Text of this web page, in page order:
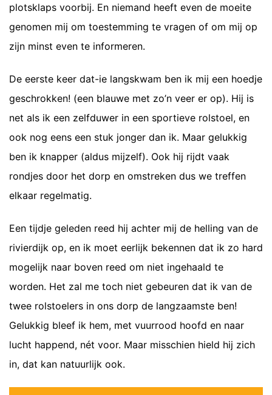
plotsklaps voorbij. En niemand heeft even de moeite
genomen mij om toestemming te vragen of om mij op
zijn minst even te informeren.
De eerste keer dat-ie langskwam ben ik mij een hoedje
geschrokken! (een blauwe met zo’n veer er op). Hij is
net als ik een zelfduwer in een sportieve rolstoel, en
ook nog eens een stuk jonger dan ik. Maar gelukkig
ben ik knapper (aldus mijzelf). Ook hij rijdt vaak
rondjes door het dorp en omstreken dus we treffen
elkaar regelmatig.
Een tijdje geleden reed hij achter mij de helling van de
rivierdijk op, en ik moet eerlijk bekennen dat ik zo hard
mogelijk naar boven reed om niet ingehaald te
worden. Het zal me toch niet gebeuren dat ik van de
twee rolstoelers in ons dorp de langzaamste ben!
Gelukkig bleef ik hem, met vuurrood hoofd en naar
lucht happend, nét voor. Maar misschien hield hij zich
in, dat kan natuurlijk ook.